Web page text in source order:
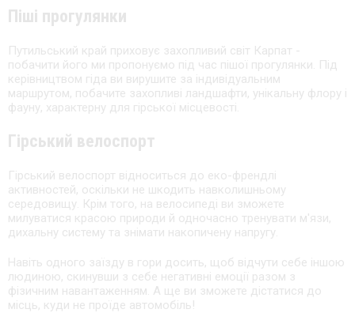
Піші прогулянки
Путильський край приховує захопливий світ Карпат -
побачити його ми пропонуємо під час пішої прогулянки. Під
керівництвом гіда ви вирушите за індивідуальним
маршрутом, побачите захопливі ландшафти, унікальну флору і
фауну, характерну для гірської місцевості.
Гірський велоспорт
Гірський велоспорт відноситься до еко-френдлі
активностей, оскільки не шкодить навколишньому
середовищу. Крім того, на велосипеді ви зможете
милуватися красою природи й одночасно тренувати м'язи,
дихальну систему та знімати накопичену напругу.
Навіть одного заїзду в гори досить, щоб відчути себе іншою
людиною, скинувши з себе негативні емоції разом з
фізичним навантаженням. А ще ви зможете дістатися до
місць, куди не проїде автомобіль!